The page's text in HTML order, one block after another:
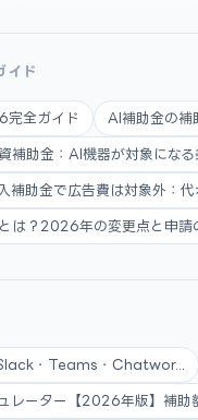
イド
完全ガイド AI補助金の補
補助金：AI機器が対象になる
補助金で広告費は対象外：代
は？2026年の変更点と申請
・Teams・Chatwor...
レーター【2026年版】補助